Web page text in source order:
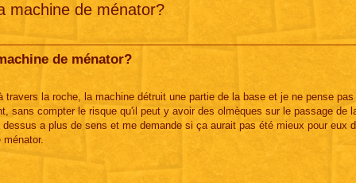
machine de ménator?
de ménator?
la roche, la machine détruit une partie de la base et je ne pense
sans compter le risque qu'il peut y avoir des olmèques sur le passage de
a plus de sens et me demande si ça aurait pas été mieux pour eux